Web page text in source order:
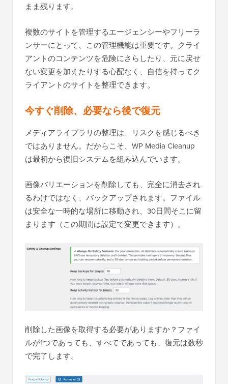
まま残ります。
複数のサイトを管理するエージェンシーやフリーラ
ンサーにとって、この管理機能は重要です。クライ
アントのコンテンツを危険にさらしたり、元に戻せ
ない変更を加えたりする心配なく、自信を持ってク
ライアントのサイトを整理できます。
今すぐ削除、必要なら後で復元
メディアライブラリの整理は、リスクを感じるべき
ではありません。だからこそ、WP Media Cleanup
は最初から復旧システムを組み込んでいます。
画像バリエーションを削除しても、完全に消去され
るわけではなく、バックアップされます。ファイル
は安全な一時的な場所に移動され、30日間そこに留
まります（この期間は設定で変更できます）。
削除した画像を取得する必要がありますか？ファイ
ルが1つであっても、すべてであっても、復元は数秒
で完了します。